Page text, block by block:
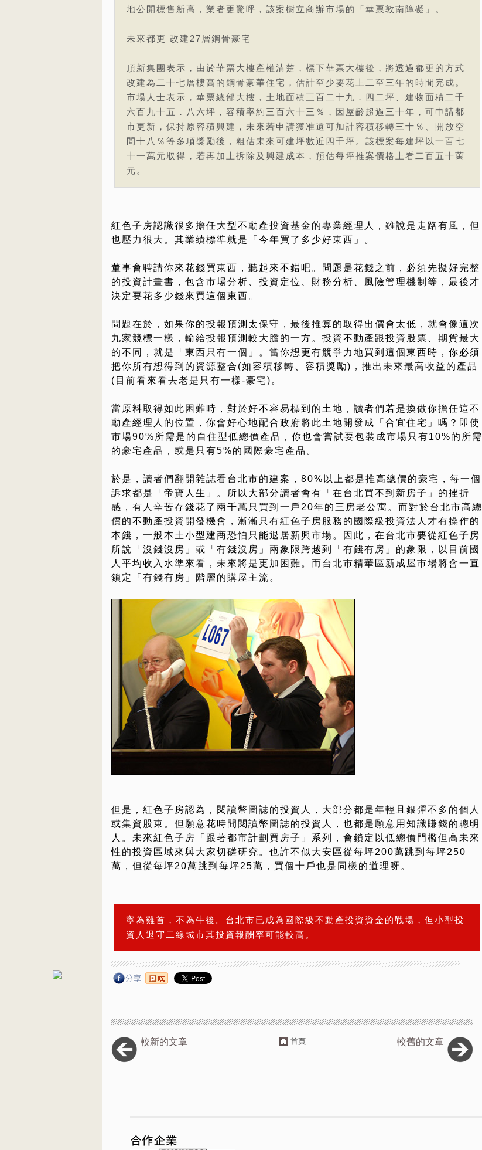
地公開標售新高，業者更驚呼，該案樹立商辦市場的「華票敦南障礙」。
未來都更 改建27層鋼骨豪宅
頂新集團表示，由於華票大樓產權清楚，標下華票大樓後，將透過都更的方式
改建為二十七層樓高的鋼骨豪華住宅，估計至少要花上二至三年的時間完成。
市場人士表示，華票總部大樓，土地面積三百二十九．四二坪、建物面積二千
六百九十五．八六坪，容積率約三百六十三％，因屋齡超過三十年，可申請都
市更新，保持原容積興建，未來若申請獲准還可加計容積移轉三十％、開放空
間十八％等多項獎勵後，粗估未來可建坪數近四千坪。該標案每建坪以一百七
十一萬元取得，若再加上拆除及興建成本，預估每坪推案價格上看二百五十萬
元。
紅色子房認識很多擔任大型不動產投資基金的專業經理人，雖說是走路有風，但
也壓力很大。其業績標準就是「今年買了多少好東西」。
董事會聘請你來花錢買東西，聽起來不錯吧。問題是花錢之前，必須先擬好完整
的投資計畫書，包含市場分析、投資定位、財務分析、風險管理機制等，最後才
決定要花多少錢來買這個東西。
問題在於，如果你的投報預測太保守，最後推算的取得出價會太低，就會像這次
九家競標一樣，輸給投報預測較大膽的一方。投資不動產跟投資股票、期貨最大
的不同，就是「東西只有一個」。當你想更有競爭力地買到這個東西時，你必須
把你所有想得到的資源整合(如容積移轉、容積獎勵)，推出未來最高收益的產品
(目前看來看去老是只有一樣-豪宅)。
當原料取得如此困難時，對於好不容易標到的土地，讀者們若是換做你擔任這不
動產經理人的位置，你會好心地配合政府將此土地開發成「合宜住宅」嗎？即使
市場90%所需是的自住型低總價產品，你也會嘗試要包裝成市場只有10%的所需
的豪宅產品，或是只有5%的國際豪宅產品。
於是，讀者們翻開雜誌看台北市的建案，80%以上都是推高總價的豪宅，每一個
訴求都是「帝寶人生」。所以大部分讀者會有「在台北買不到新房子」的挫折
感，有人辛苦存錢花了兩千萬只買到一戶20年的三房老公寓。而對於台北市高總
價的不動產投資開發機會，漸漸只有紅色子房服務的國際級投資法人才有操作的
本錢，一般本土小型建商恐怕只能退居新興市場。因此，在台北市要從紅色子房
所說「沒錢沒房」或「有錢沒房」兩象限跨越到「有錢有房」的象限，以目前國
人平均收入水準來看，未來將是更加困難。而台北市精華區新成屋市場將會一直
鎖定「有錢有房」階層的購屋主流。
但是，紅色子房認為，閱讀幣圖誌的投資人，大部分都是年輕且銀彈不多的個人
或集資股東。但願意花時間閱讀幣圖誌的投資人，也都是願意用知識賺錢的聰明
人。未來紅色子房「跟著都市計劃買房子」系列，會鎖定以低總價門檻但高未來
性的投資區域來與大家切磋研究。也許不似大安區從每坪200萬跳到每坪250
萬，但從每坪20萬跳到每坪25萬，買個十戶也是同樣的道理呀。
寧為雞首，不為牛後。台北市已成為國際級不動產投資資金的戰場，但小型投
資人退守二線城市其投資報酬率可能較高。
較新的文章 較舊的文章
首頁